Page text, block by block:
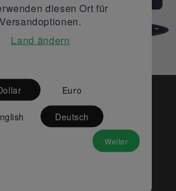
OEM- und EMS-
Lagerbestände
gleichzeitig den potenziellen
zu bieten.
diesen Ort für
Versandoptionen.
Land ändern
Euro
Deutsch
Weiter